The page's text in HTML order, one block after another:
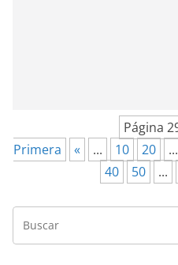
Página
Primera
« ... 10 20 ...
40
50 ...